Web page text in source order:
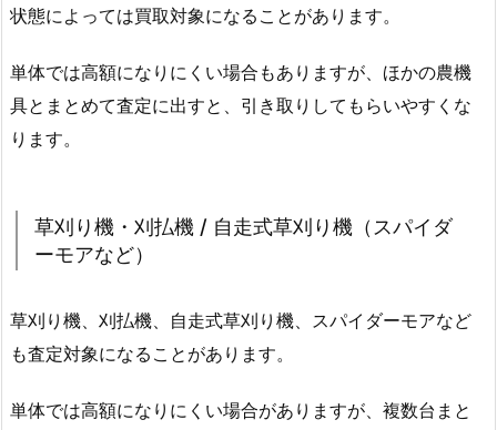
状態によっては買取対象になることがあります。
単体では高額になりにくい場合もありますが、ほかの農機
具とまとめて査定に出すと、引き取りしてもらいやすくな
ります。
草刈り機・刈払機 / 自走式草刈り機（スパイダ
ーモアなど）
草刈り機、刈払機、自走式草刈り機、スパイダーモアなど
も査定対象になることがあります。
単体では高額になりにくい場合がありますが、複数台まと